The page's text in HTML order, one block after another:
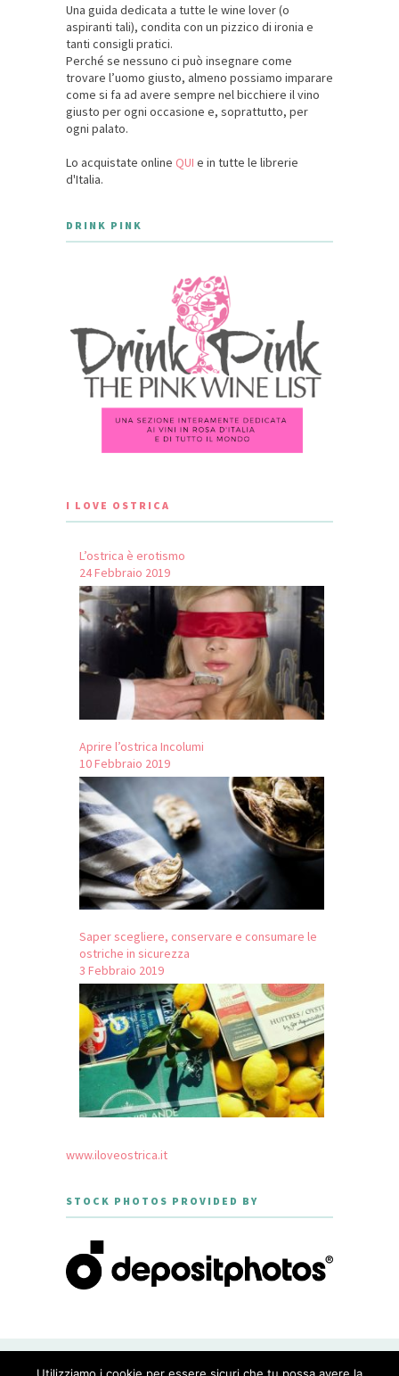
Una guida dedicata a tutte le wine lover (o
aspiranti tali), condita con un pizzico di ironia e
tanti consigli pratici.
Perché se nessuno ci può insegnare come
trovare l’uomo giusto, almeno possiamo imparare
come si fa ad avere sempre nel bicchiere il vino
giusto per ogni occasione e, soprattutto, per
ogni palato.
Lo acquistate online QUI e in tutte le librerie
d'Italia.
DRINK PINK
I LOVE OSTRICA
L’ostrica è erotismo
24 Febbraio 2019
Aprire l’ostrica Incolumi
10 Febbraio 2019
Saper scegliere, conservare e consumare le
ostriche in sicurezza
3 Febbraio 2019
www.iloveostrica.it
STOCK PHOTOS PROVIDED BY